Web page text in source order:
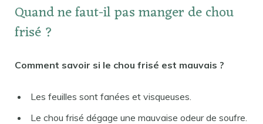
Quand ne faut-il pas manger de chou
frisé ?
Comment savoir si le chou frisé est mauvais ?
Les feuilles sont fanées et visqueuses.
Le chou frisé dégage une mauvaise odeur de soufre.